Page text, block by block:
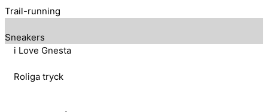
Trail-running
Sneakers
i Love Gnesta
Roliga tryck